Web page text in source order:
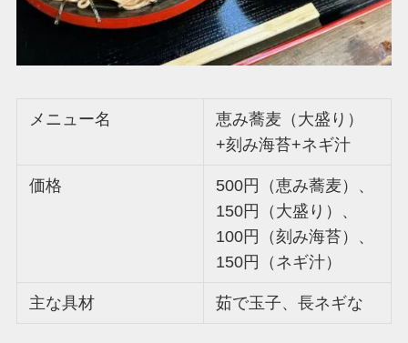
メニュー名
恵み蕎麦（大盛り）
+刻み海苔+ネギ汁
価格
500円（恵み蕎麦）、
150円（大盛り）、
100円（刻み海苔）、
150円（ネギ汁）
主な具材 茹で玉子、長ネギな